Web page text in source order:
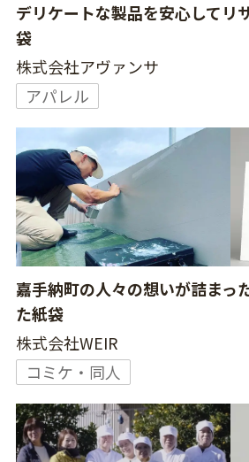
デリケートな製品を安心してリ
袋
株式会社アヴァンサ
アパレル
嘉手納町の人々の想いが詰まっ
た紙袋
株式会社WEIR
コミケ・同人